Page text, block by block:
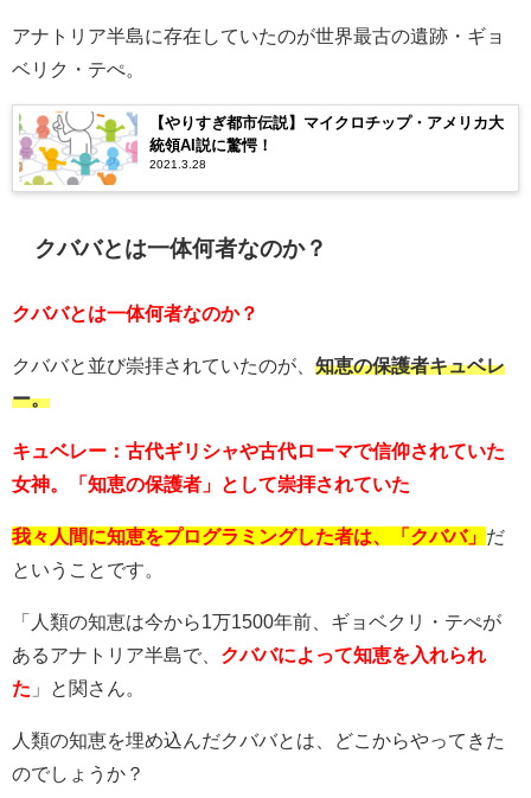
アナトリア半島に存在していたのが世界最古の遺跡・ギョ
ベリク・テぺ。
【やりすぎ都市伝説】マイクロチップ・アメリカ大
統領AI説に驚愕！
2021.3.28
クババとは一体何者なのか？
クババとは一体何者なのか？
クババと並び崇拝されていたのが、 知恵の保護者キュベレ
ー。
キュベレー：古代ギリシャや古代ローマで信仰されていた
女神。「知恵の保護者」として崇拝されていた
我々人間に知恵をプログラミングした者は、「クババ」 だ
ということです。
「人類の知恵は今から1万1500年前、ギョベクリ・テぺが
あるアナトリア半島で、 クババによって知恵を入れられ
た 」と関さん。
人類の知恵を埋め込んだクババとは、どこからやってきた
のでしょうか？